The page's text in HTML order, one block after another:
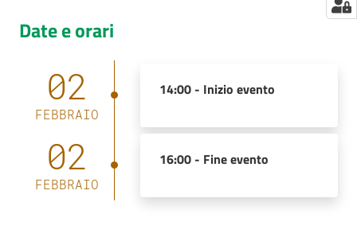
Date e orari
02
FEBBRAIO
14:00 - Inizio evento
02
FEBBRAIO
16:00 - Fine evento